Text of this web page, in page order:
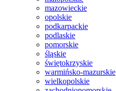
mazowieckie
opolskie
podkarpackie
podlaskie
pomorskie
śląskie
świętokrzyskie
warmińsko-mazurskie
wielkopolskie